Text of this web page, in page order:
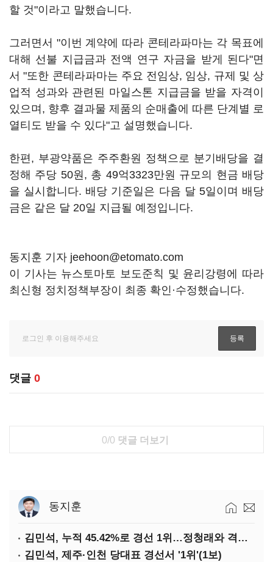
할 것"이라고 말했습니다.
그러면서 "이번 계약에 따라 콘테라파마는 각 목표에
대해 선불 지급금과 전액 연구 자금을 받게 된다"면
서 "또한 콘테라파마는 주요 전임상, 임상, 규제 및 상
업적 성과와 관련된 마일스톤 지급금을 받을 자격이
있으며, 향후 결과물 제품의 순매출에 따른 단계별 로
열티도 받을 수 있다"고 설명했습니다.
한편, 부광약품은 주주환원 정책으로 분기배당을 결
정해 주당 50원, 총 49억3323만원 규모의 현금 배당
을 실시합니다. 배당 기준일은 다음 달 5일이며 배당
금은 같은 달 20일 지급될 예정입니다.
동지훈 기자 jeehoon@etomato.com
이 기사는 뉴스토마토 보도준칙 및 윤리강령에 따라
최신형 정치정책부장이 최종 확인·수정했습니다.
댓글 0
0/0 댓글 더보기
동지훈
김민석, 누적 45.42%로 경선 1위…정청래와 격차 0.86%p(2보)
김민석, 제주·인천 당대표 경선서 '1위'(1보)